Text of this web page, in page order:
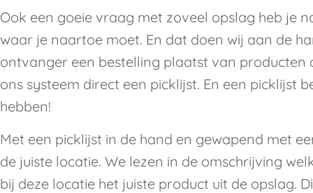
Ook een goeie vraag met zoveel opslag heb je
waar je naartoe moet. En dat doen wij aan de
ontvanger een bestelling plaatst van producten
ons systeem direct een picklijst. En een picklijst
hebben!
Met een picklijst in de hand en gewapend met
de juiste locatie. We lezen in de omschrijving
bij deze locatie het juiste product uit de opslag.